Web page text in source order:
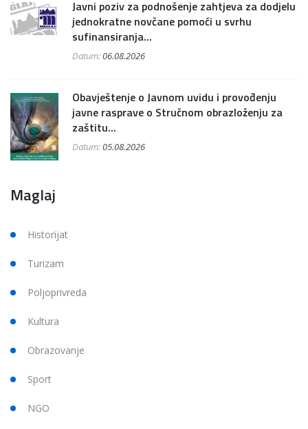
Javni poziv za podnošenje zahtjeva za dodjelu
jednokratne novčane pomoći u svrhu
sufinansiranja...
Datum:06.08.2026
Obavještenje o Javnom uvidu i provođenju
javne rasprave o Stručnom obrazloženju za
zaštitu...
Datum:05.08.2026
Maglaj
Historijat
Turizam
Poljoprivreda
Kultura
Obrazovanje
Sport
NGO